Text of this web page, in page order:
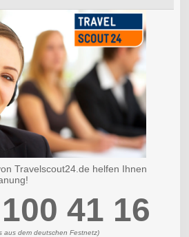
Travelscout24.de helfen Ihnen
41 16
aus dem deutschen Festnetz)